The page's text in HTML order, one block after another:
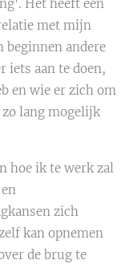
Het heeft een
met mijn
beginnen andere
iets aan te doen,
en wie er zich om
lang mogelijk
hoe ik te werk zal
zich
kan opnemen
de brug te